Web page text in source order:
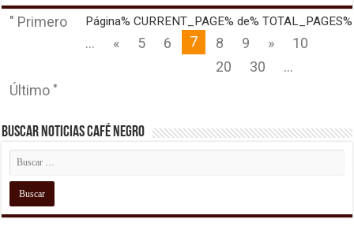
Página% CURRENT_PAGE% de% TOTAL_PAGES%
" Primero
...
« 5 6 7 8 9 »
10
20
30
...
Último "
Buscar Noticias Café Negro